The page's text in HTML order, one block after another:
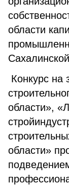
области
Конкурс на
области»,
области»